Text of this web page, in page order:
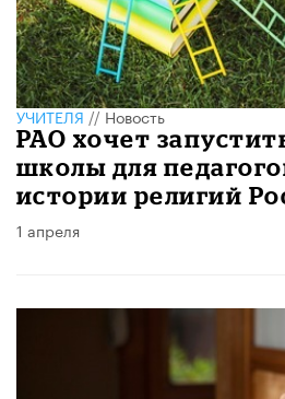
УЧИТЕЛЯ//Новость
РАО хочет
школы для
истории религий
1 апреля